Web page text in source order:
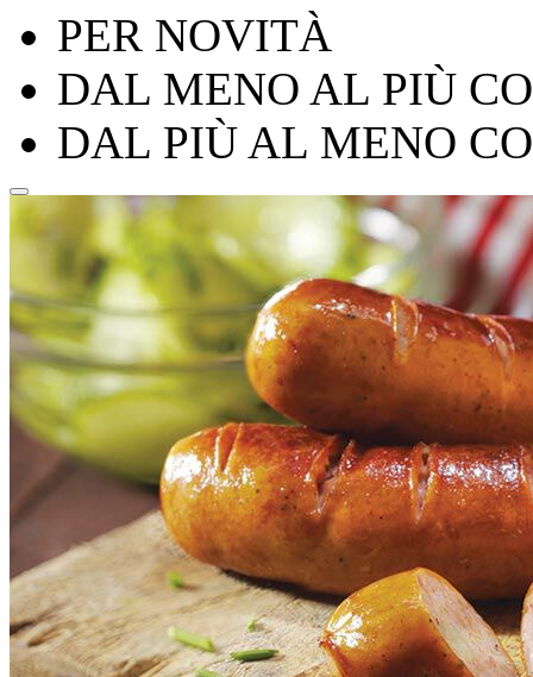
PER NOVITÀ
DAL MENO AL PIÙ
DAL PIÙ AL MENO